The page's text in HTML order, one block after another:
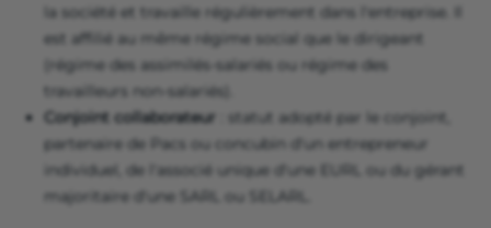
la société et travaille régulièrement dans l'entreprise. Il
est affilié au même régime social que le dirigeant
(régime des assimilés-salariés ou régime des
travailleurs non-salariés).
Conjoint collaborateur : statut adopté par le conjoint,
partenaire de Pacs ou concubin d'un entrepreneur
individuel, de l'associé unique d'une EURL ou du gérant
majoritaire d'une SARL ou SELARL.